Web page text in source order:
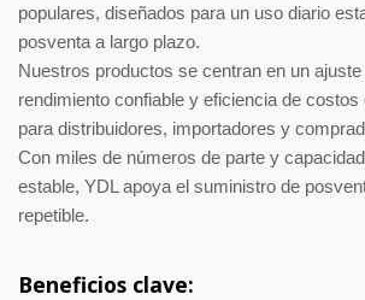
populares, diseñados para un uso diario
posventa a largo plazo.
Nuestros productos se centran en un
rendimiento confiable y eficiencia de
para distribuidores, importadores y
Con miles de números de parte y
estable, YDL apoya el suministro de
repetible.
Beneficios clave: